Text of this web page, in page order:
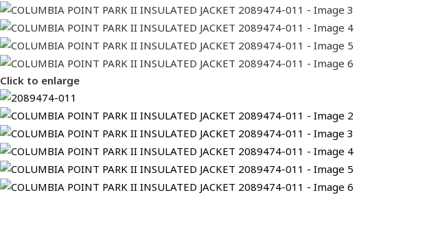
Click to enlarge